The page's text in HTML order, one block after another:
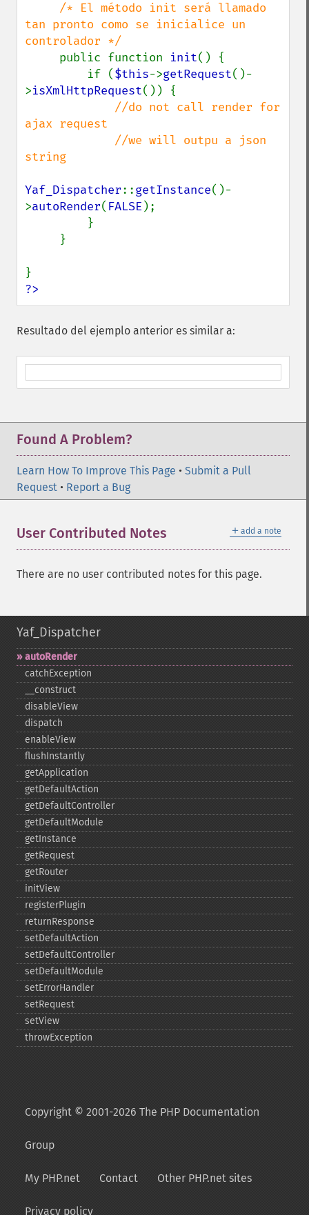
/* El método init será llamado
tan pronto como se inicialice un
controlador */
public function init() {
         if (
$this->getRequest()-
>isXmlHttpRequest()) {
//do not call render for
ajax request
string
Yaf_Dispatcher::getInstance()-
>autoRender( FALSE );
?>
Resultado del ejemplo anterior es similar a:
Found A Problem?
Learn How To Improve This Page • Submit a Pull
Request • Report a Bug
＋ add a note
User Contributed Notes
There are no user contributed notes for this page.
Yaf_Dispatcher
autoRender
catchException
_​_​construct
disableView
dispatch
enableView
flushInstantly
getApplication
getDefaultAction
getDefaultController
getDefaultModule
getInstance
getRequest
getRouter
initView
registerPlugin
returnResponse
setDefaultAction
setDefaultController
setDefaultModule
setErrorHandler
setRequest
setView
throwException
Copyright © 2001-2026 The PHP Documentation
Group
My PHP.net Contact Other PHP.net sites
Privacy policy